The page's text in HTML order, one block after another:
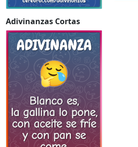
Adivinanzas Cortas